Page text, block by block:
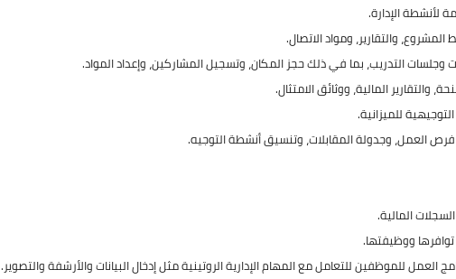
لأنشطة الإدارة.
والتقارير، ومواد الاتصال.
التدريب، بما في ذلك حجز المكان، وتسجيل المشاركين، وإعداد المواد.
المالية، ووثائق الامتثال.
للميزانية.
العمل، وجدولة المقابلات، وتنسيق أنشطة التوجيه.
المالية.
توافرها ووظيفتها.
العمل للموظفين للتعامل مع المهام الإدارية الروتينية مثل إدخال البيانات والأرشفة والتصوير.